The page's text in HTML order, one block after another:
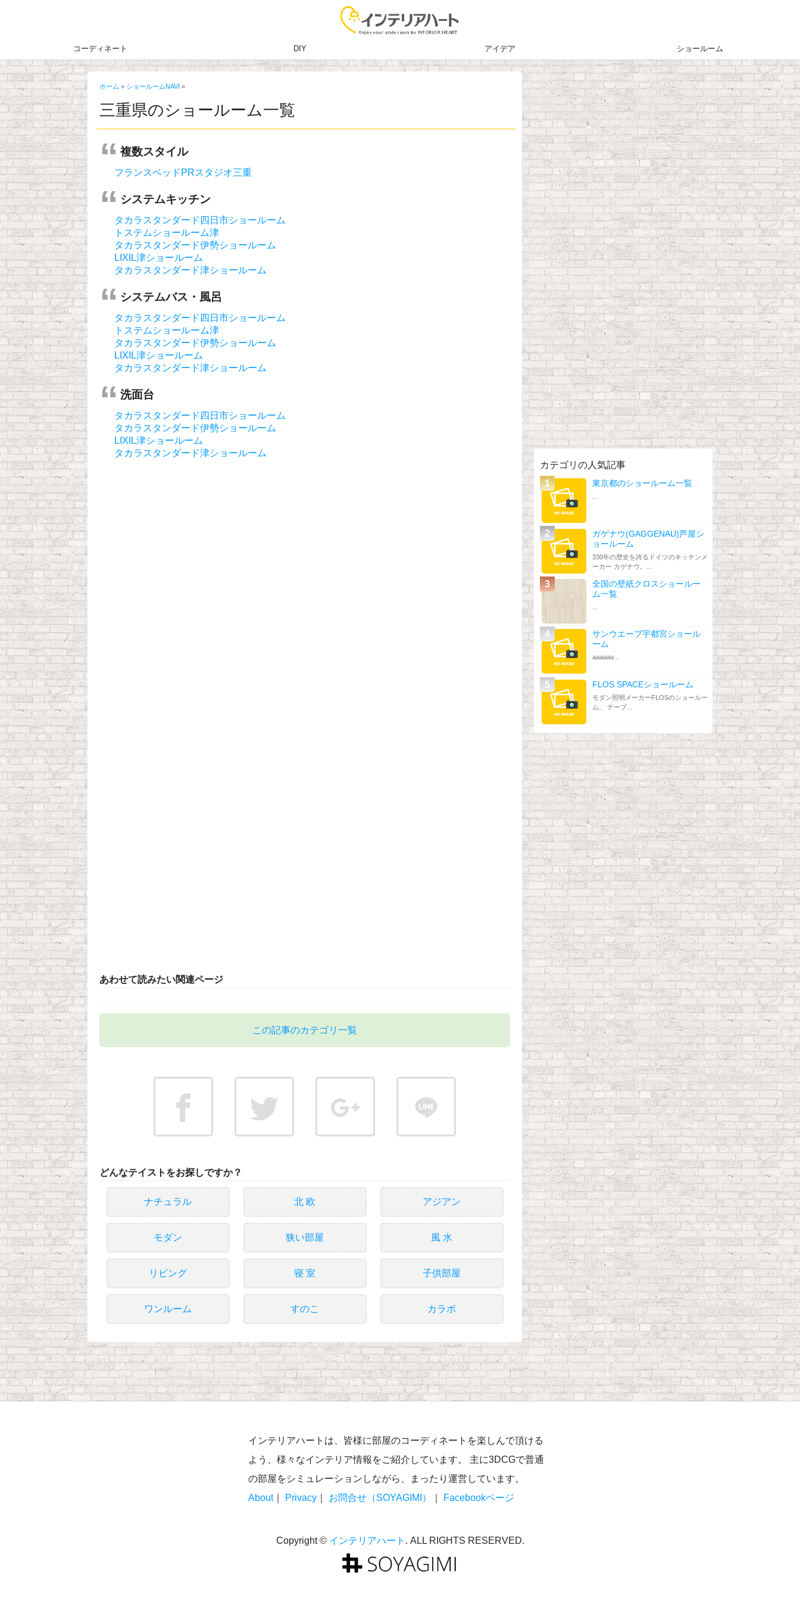
コーディネート DIY アイデア ショールーム
ホーム » ショールームNAVI »
三重県のショールーム一覧
複数スタイル
フランスベッドPRスタジオ三重
システムキッチン
タカラスタンダード四日市ショールーム
トステムショールーム津
タカラスタンダード伊勢ショールーム
LIXIL津ショールーム
タカラスタンダード津ショールーム
システムバス・風呂
タカラスタンダード四日市ショールーム
トステムショールーム津
タカラスタンダード伊勢ショールーム
LIXIL津ショールーム
タカラスタンダード津ショールーム
洗面台
タカラスタンダード四日市ショールーム
タカラスタンダード伊勢ショールーム
LIXIL津ショールーム
タカラスタンダード津ショールーム
あわせて読みたい関連ページ
この記事のカテゴリ一覧
どんなテイストをお探しですか？
ナチュラル 北 欧 アジアン
モダン 狭い部屋 風 水
リビング 寝 室 子供部屋
ワンルーム すのこ カラボ
カテゴリの人気記事
東京都のショールーム一覧
ガゲナウ(GAGGENAU)芦屋シ
ョールーム
330年の歴史を誇るドイツのキッチンメ
ーカー カゲナウ。...
全国の壁紙クロスショールー
ム一覧
サンウエーブ宇都宮ショール
ーム
aaaaaa...
FLOS SPACEショールーム
モダン照明メーカーFLOSのショールー
ム。 テーブ...
インテリアハートは、皆様に部屋のコーディネートを楽しんで頂ける
よう、様々なインテリア情報をご紹介しています。 主に3DCGで普通
の部屋をシミュレーションしながら、まったり運営しています。
About｜ Privacy お問合せ（SOYAGIMI） Facebookページ
Copyright © インテリアハート . ALL RIGHTS RESERVED.